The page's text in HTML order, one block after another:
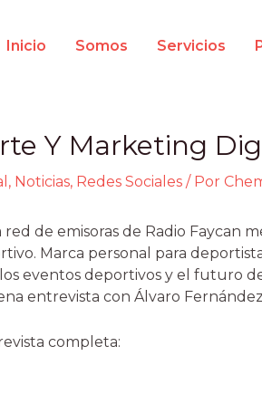
Inicio Somos Servicios
Y Marketing
, Noticias, Redes Sociales/ Por
red de emisoras de Radio Faycan
Marca personal para
eventos deportivos y el futuro
entrevista con Álvaro
completa: